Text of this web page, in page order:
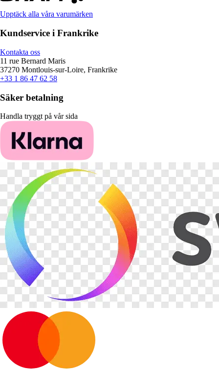
Upptäck alla våra varumärken
Kundservice i Frankrike
Kontakta oss
11 rue Bernard Maris
37270 Montlouis-sur-Loire, Frankrike
+33 1 86 47 62 58
Säker betalning
Handla tryggt på vår sida